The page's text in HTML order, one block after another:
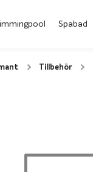
Spabad
Tillbehör